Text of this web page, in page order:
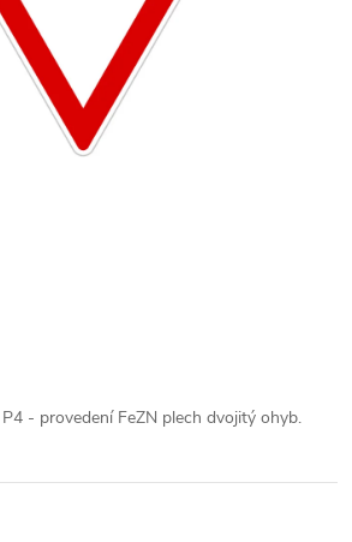
- provedení FeZN plech dvojitý ohyb.